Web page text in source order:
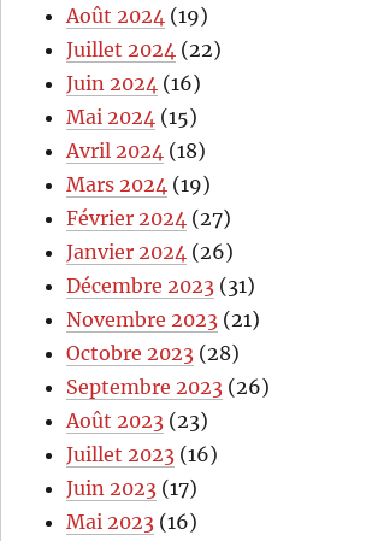
Août 2024 (19)
Juillet 2024 (22)
Juin 2024 (16)
Mai 2024 (15)
Avril 2024 (18)
Mars 2024 (19)
Février 2024 (27)
Janvier 2024 (26)
Décembre 2023 (31)
Novembre 2023 (21)
Octobre 2023 (28)
Septembre 2023 (26)
Août 2023 (23)
Juillet 2023 (16)
Juin 2023 (17)
Mai 2023 (16)